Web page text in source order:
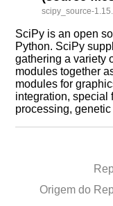
scipy_source-
SciPy is an open
Python. SciPy
gathering a variety
modules together
modules for
integration, special
processing,
Origem do